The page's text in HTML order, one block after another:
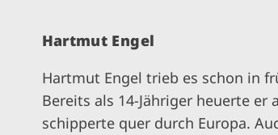
Hartmut Engel
Hartmut Engel trieb es schon in
Bereits als 14-Jähriger heuerte er
schipperte quer durch Europa.